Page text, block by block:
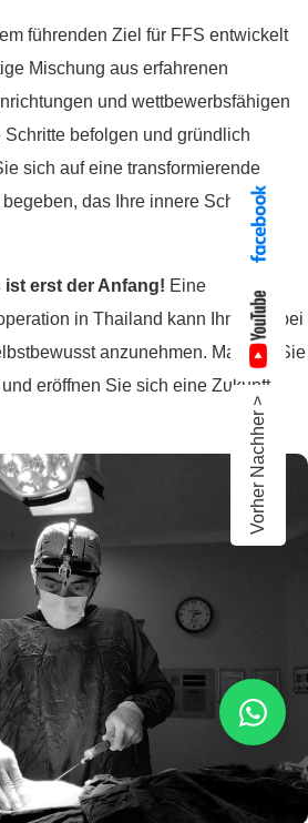
führenden Ziel für FFS entwickelt
Mischung aus erfahrenen
und wettbewerbsfähigen
befolgen und gründlich
sich auf eine transformierende
das Ihre innere Schönheit
ist erst der Anfang! Eine
in Thailand kann Ihnen dabei
anzunehmen. Machen Sie
eröffnen Sie sich eine Zukunft
Vorher Nachher >